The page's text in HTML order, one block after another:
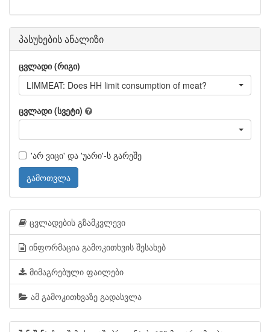
პასუხების ანალიზი
ცვლადი (რიგი)
LIMMEAT: Does HH limit consumption of meat?
ცვლადი (სვეტი)
'არ ვიცი' და 'უარი'-ს გარეშე
გამოთვლა
ცვლადების გზამკვლევი
ინფორმაცია გამოკითხვის შესახებ
მიმაგრებული ფაილები
ამ გამოკითხვაზე გადასვლა